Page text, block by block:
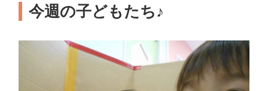
今週の子どもたち♪